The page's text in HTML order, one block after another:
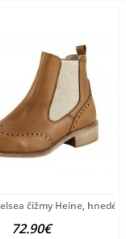
hnedé
čižmy Heine, hnedé
72.90€